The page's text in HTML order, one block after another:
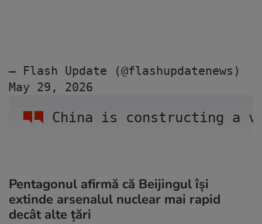
China is constructing a
— Flash Update (@flashupdatenews)
May 29, 2026
Pentagonul afirmă că Beijingul își
extinde arsenalul nuclear mai rapid
decât alte țări